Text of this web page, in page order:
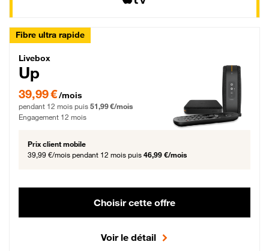
Fibre ultra rapide
Livebox Up Fibre
Livebox
Up
39,99 € par mois pendant 12 mois puis 51,99 € par mois, Engagement 12 mois
39,99 €/mois
pendant 12 mois puis 51,99 €/mois
Engagement 12 mois
Prix client mobile
39,99 €/mois pendant 12 mois puis 46,99 €/mois
Choisir cette offre
Voir le détail